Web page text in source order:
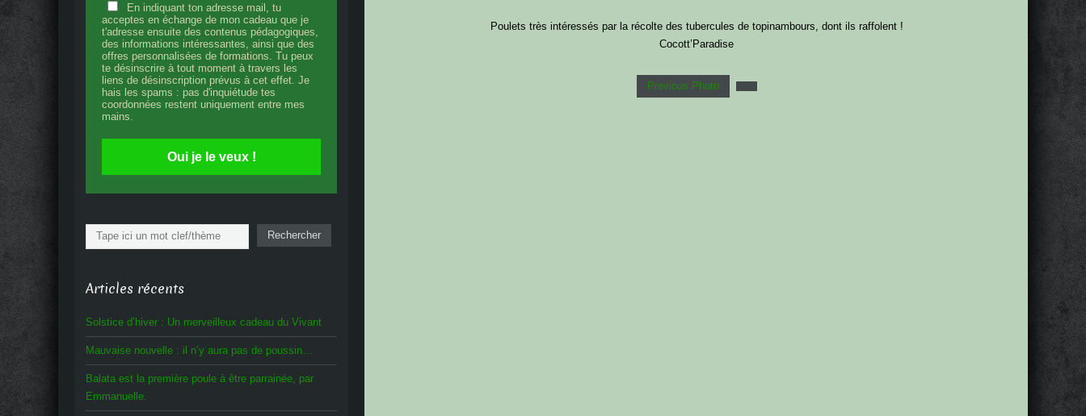
Poulets très intéressés par la récolte des tubercules de topinambours, dont ils raffolent !
Cocott’Paradise
Previous Photo
En indiquant ton adresse mail, tu
acceptes en échange de mon cadeau que je
t'adresse ensuite des contenus pédagogiques,
des informations intéressantes, ainsi que des
offres personnalisées de formations. Tu peux
te désinscrire à tout moment à travers les
liens de désinscription prévus à cet effet. Je
hais les spams : pas d'inquiétude tes
coordonnées restent uniquement entre mes
mains.
Oui je le veux !
Rechercher Rechercher
Articles récents
Solstice d’hiver : Un merveilleux cadeau du Vivant
Mauvaise nouvelle : il n’y aura pas de poussin…
Balata est la première poule à être parrainée, par
Emmanuelle.